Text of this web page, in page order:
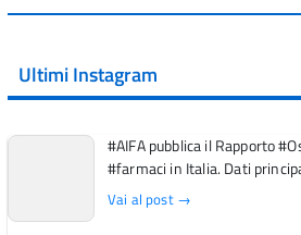
Ultimi Instagram
#AIFA pubblica il Rapporto
#farmaci in Italia. Dati
Vai al post →